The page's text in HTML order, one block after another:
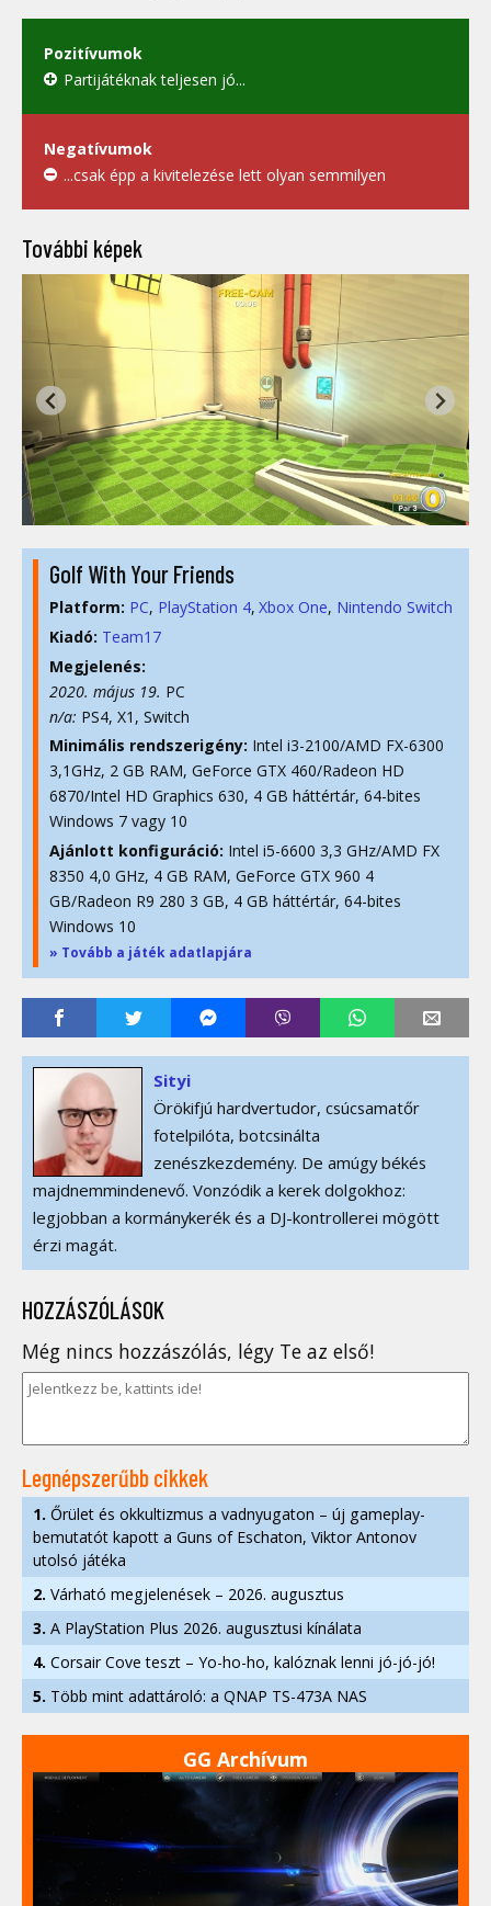
Pozitívumok
Partijátéknak teljesen jó...
Negatívumok
...csak épp a kivitelezése lett olyan semmilyen
További képek
Golf With Your Friends
Platform: PC PlayStation 4 Xbox One Nintendo Switch
Kiadó: Team17
Megjelenés:
2020. május 19. PC
n/a: PS4, X1, Switch
Minimális rendszerigény: Intel i3-2100/AMD FX-6300
3,1GHz, 2 GB RAM, GeForce GTX 460/Radeon HD
6870/Intel HD Graphics 630, 4 GB háttértár, 64-bites
Windows 7 vagy 10
Ajánlott konfiguráció: Intel i5-6600 3,3 GHz/AMD FX
8350 4,0 GHz, 4 GB RAM, GeForce GTX 960 4
GB/Radeon R9 280 3 GB, 4 GB háttértár, 64-bites
Windows 10
» Tovább a játék adatlapjára
Sityi
Örökifjú hardvertudor, csúcsamatőr
fotelpilóta, botcsinálta
zenészkezdemény. De amúgy békés
majdnemmindenevő. Vonzódik a kerek dolgokhoz:
legjobban a kormánykerék és a DJ-kontrollerei mögött
érzi magát.
HOZZÁSZÓLÁSOK
Még nincs hozzászólás, légy Te az első!
Legnépszerűbb cikkek
1. Őrület és okkultizmus a vadnyugaton – új gameplay-
bemutatót kapott a Guns of Eschaton, Viktor Antonov
utolsó játéka
2. Várható megjelenések – 2026. augusztus
3. A PlayStation Plus 2026. augusztusi kínálata
4. Corsair Cove teszt – Yo-ho-ho, kalóznak lenni jó-jó-jó!
5. Több mint adattároló: a QNAP TS-473A NAS
GG Archívum